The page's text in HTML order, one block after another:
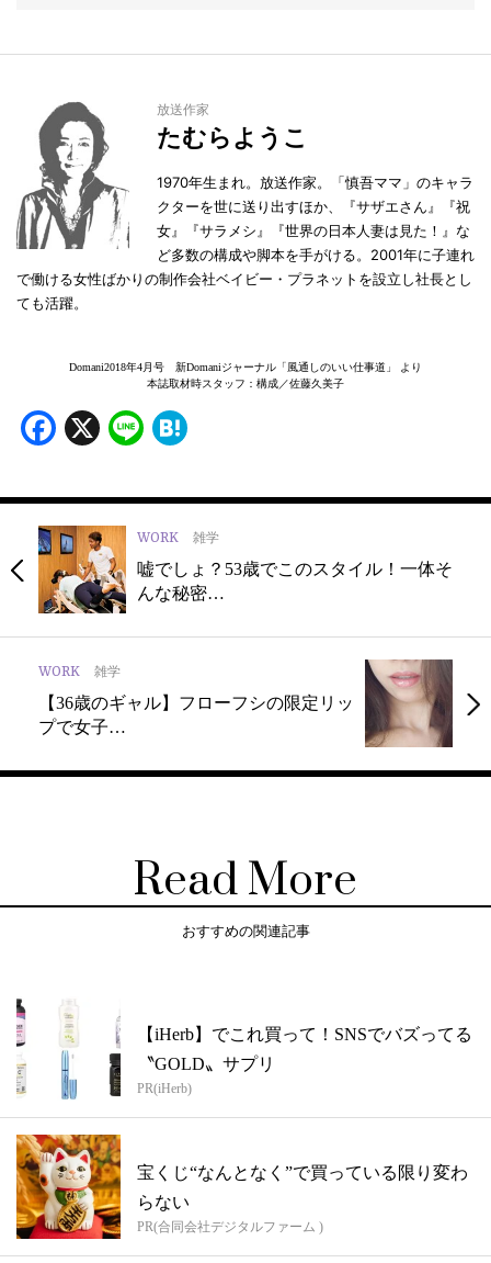
放送作家
たむらようこ
1970年生まれ。放送作家。「慎吾ママ」のキャラ
クターを世に送り出すほか、『サザエさん』『祝
女』『サラメシ』『世界の日本人妻は見た！』な
ど多数の構成や脚本を手がける。2001年に子連れ
で働ける女性ばかりの制作会社ベイビー・プラネットを設立し社長とし
ても活躍。
Domani2018年4月号 新Domaniジャーナル「風通しのいい仕事道」 より
本誌取材時スタッフ：構成／佐藤久美子
Facebook
X Line
WORK 雑学
嘘でしょ？53歳でこのスタイル！一体そ
んな秘密…
WORK 雑学
【36歳のギャル】フローフシの限定リッ
プで女子…
Read More
おすすめの関連記事
【iHerb】でこれ買って！SNSでバズってる
〝GOLD〟サプリ
PR(iHerb)
宝くじ“なんとなく”で買っている限り変わ
らない
PR(合同会社デジタルファーム )